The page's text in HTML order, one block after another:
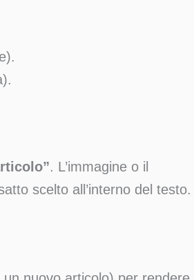
. L’immagine o il
scelto all’interno del testo.